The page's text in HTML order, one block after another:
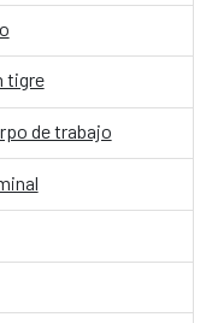
tigre
de trabajo